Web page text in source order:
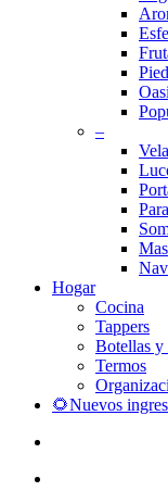
–
Hogar
Cocina
Tappers
Botellas y
Termos
🌻Nuevos